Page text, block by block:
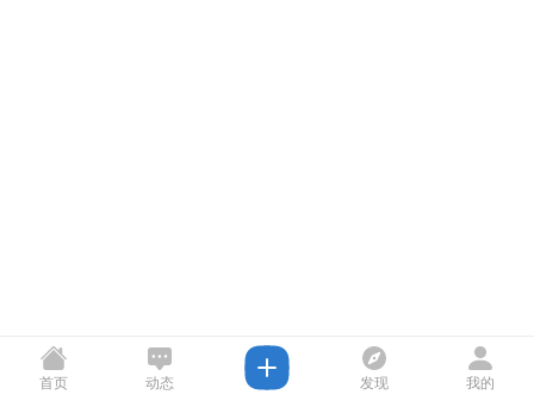
首页 动态 发现 我的